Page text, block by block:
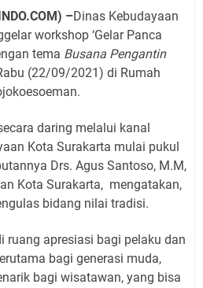
–Dinas Kebudayaan
workshop ‘Gelar Panca
tema Busana Pengantin
(22/09/2021) di Rumah
daring melalui kanal
Kota Surakarta mulai pukul
Drs. Agus Santoso, M.M,
Kota Surakarta, mengatakan,
bidang nilai tradisi.
ruang apresiasi bagi pelaku dan
bagi generasi muda,
bagi wisatawan, yang bisa